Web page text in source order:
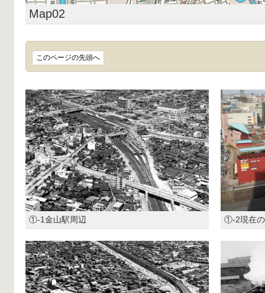
Map02
このページの先頭へ
①-1金山駅周辺 ①-2現在